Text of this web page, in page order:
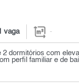
vaga -
dormitórios com
perfil familiar e de